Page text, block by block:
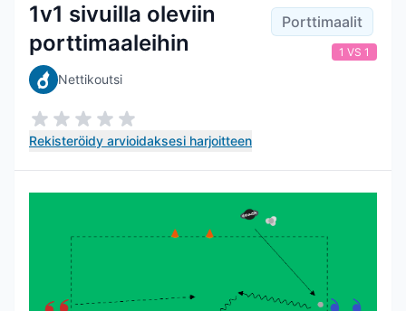
1v1 sivuilla oleviin
porttimaaleihin
Nettikoutsi
Rekisteröidy arvioidaksesi harjoitteen
Porttimaalit
1 VS 1